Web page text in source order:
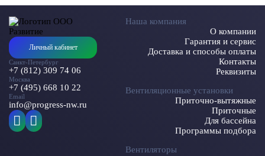
Личный кабинет
Санкт-Петербург
+7 (812) 309 74 06
Москва
+7 (495) 668 10 22
Email
info@progress-nw.ru
Наша компания
О компании
Гарантия и сервис
Доставка и способы оплаты
Контакты
Реквизиты
Вентиляционные установки
Приточно-вытяжные
Приточные
Для бассейна
Программы подбора
Вентиляторы